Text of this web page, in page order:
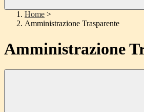
Home >
Amministrazione Trasparente
Amministrazione